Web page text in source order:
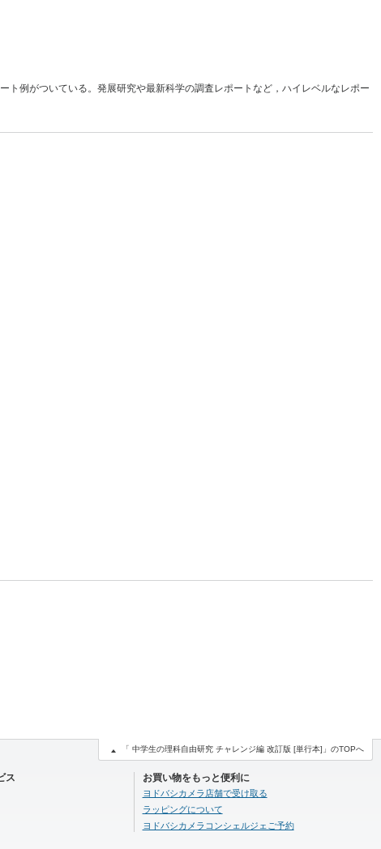
例がついている。発展研究や最新科学の調査レポートなど，ハイレベルなレポー
ス お買い物をもっと便利に
ヨドバシカメラ店舗で受け取る
ラッピングについて
ヨドバシカメラコンシェルジェご予約
「 中学生の理科自由研究 チャレンジ編 改訂版 [単行本]」のTOPへ